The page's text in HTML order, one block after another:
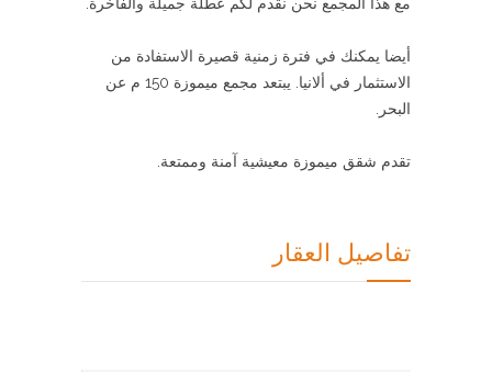
مع هذا المجمع نحن نقدم لكم عطلة جميلة والفاخرة.
أيضا يمكنك في فترة زمنية قصيرة الاستفادة من
الاستثمار في ألانيا. يبتعد مجمع ميموزة 150 م عن
البحر.
تقدم شقق ميموزة معيشية آمنة وممتعة.
تفاصيل العقار